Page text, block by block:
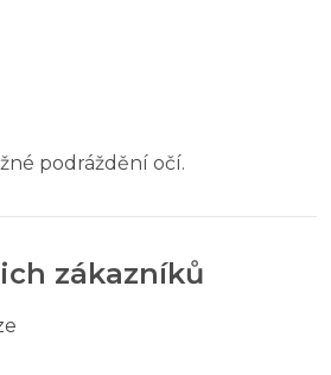
podráždění očí.
zákazníků